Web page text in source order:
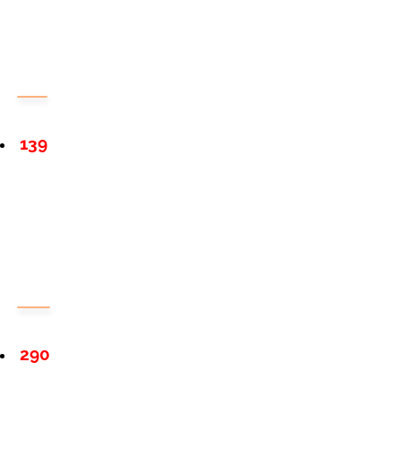
139
290